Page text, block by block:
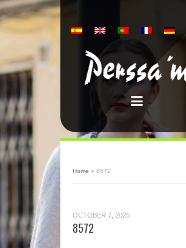
Home » 8572
OCTOBER 7, 2025
8572